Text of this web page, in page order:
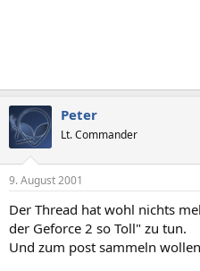
Peter
Lt. Commander
9. August 2001
Der Thread hat wohl nichts
der Geforce 2 so Toll" zu tun.
Und zum post sammeln